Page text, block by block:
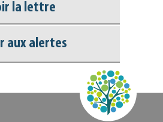
Scoop.it
la lettre
aux alertes